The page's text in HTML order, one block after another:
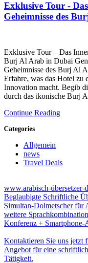
Exklusive Tour -
Geheimnisse des
Exklusive Tour – Das
Burj Al Arab in Dubai
Geheimnisse des Burj Al
Erfahre, was das Hotel zu
Innovation macht. Begib
durch das ikonische Burj
Continue Reading
Categories
Allgemein
news
Travel Deals
www.arabisch-übersetzer-
Beglaubigte Schriftliche
Simultan-Dolmetscher für
weitere
Konferenz + Smartphone-
Kontaktieren Sie uns jetzt
Angebot für eine
Tätigkeit.